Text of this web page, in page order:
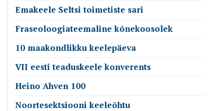
Emakeele Seltsi toimetiste sari
Fraseoloogiateemaline kõnekoosolek
10 maakondlikku keelepäeva
VII eesti teaduskeele konverents
Heino Ahven 100
Noortesektsiooni keeleõhtu